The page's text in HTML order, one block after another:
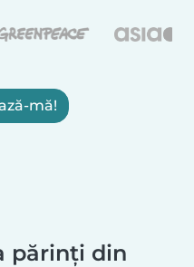
mă!
părinți din